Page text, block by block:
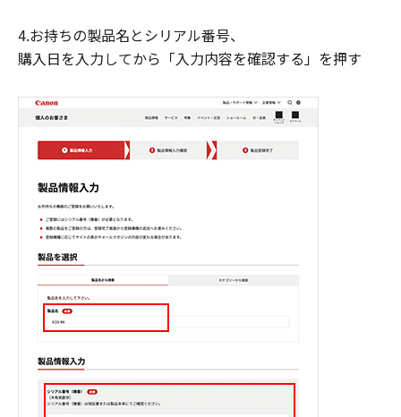
4.お持ちの製品名とシリアル番号、
購入日を入力してから「入力内容を確認する」を押す